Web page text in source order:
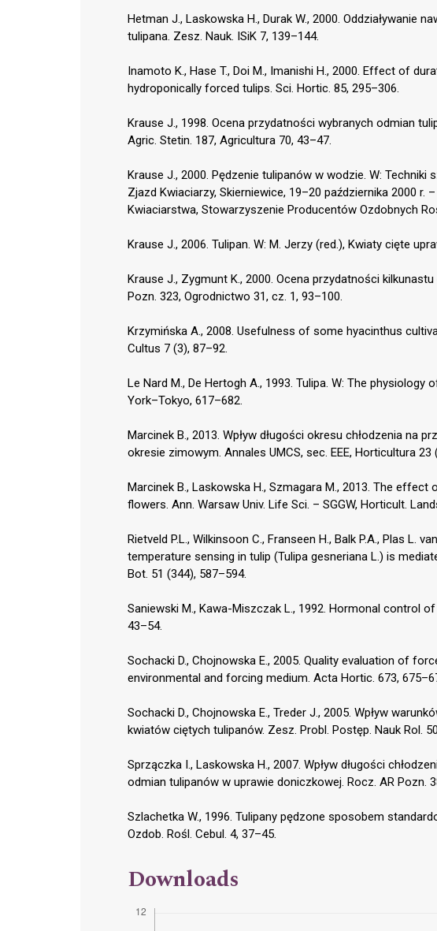
Hetman J., Laskowska H., Durak W., 2000. Oddziaływanie
tulipana. Zesz. Nauk. ISiK 7, 139–144.
Inamoto K., Hase T., Doi M., Imanishi H., 2000. Effect of
hydroponically forced tulips. Sci. Hortic. 85, 295–306.
Krause J., 1998. Ocena przydatności wybranych odmian
Agric. Stetin. 187, Agricultura 70, 43–47.
Krause J., 2000. Pędzenie tulipanów w wodzie. W:
Zjazd Kwiaciarzy, Skierniewice, 19–20 października 2000
Kwiaciarstwa, Stowarzyszenie Producentów Ozdobnych
Krause J., 2006. Tulipan. W: M. Jerzy (red.), Kwiaty cięte
Krause J., Zygmunt K., 2000. Ocena przydatności
Pozn. 323, Ogrodnictwo 31, cz. 1, 93–100.
Krzymińska A., 2008. Usefulness of some hyacinthus
Cultus 7 (3), 87–92.
Le Nard M., De Hertogh A., 1993. Tulipa. W: The
York–Tokyo, 617–682.
Marcinek B., 2013. Wpływ długości okresu chłodzenia na
okresie zimowym. Annales UMCS, sec. EEE, Horticultura 23
Marcinek B., Laskowska H., Szmagara M., 2013. The
flowers. Ann. Warsaw Univ. Life Sci. – SGGW, Horticult.
Rietveld P.L., Wilkinsoon C., Franseen H., Balk P.A., Plas L.
temperature sensing in tulip (Tulipa gesneriana L.) is
Bot. 51 (344), 587–594.
Saniewski M., Kawa-Miszczak L., 1992. Hormonal control
43–54.
Sochacki D., Chojnowska E., 2005. Quality evaluation of
environmental and forcing medium. Acta Hortic. 673,
Sochacki D., Chojnowska E., Treder J., 2005. Wpływ
kwiatów ciętych tulipanów. Zesz. Probl. Postęp. Nauk Rol.
Sprzączka I., Laskowska H., 2007. Wpływ długości
odmian tulipanów w uprawie doniczkowej. Rocz. AR Pozn.
Szlachetka W., 1996. Tulipany pędzone sposobem
Ozdob. Rośl. Cebul. 4, 37–45.
Downloads